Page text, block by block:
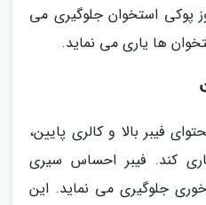
پوکی استخوان جلوگیری می
ها یاری می نماید.
فیبر بالا و کالری پایین،
کند. فیبر احساس سیری
جلوگیری می نماید. این